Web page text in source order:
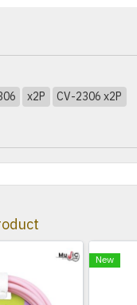
x2P CV-2306 x2P
New